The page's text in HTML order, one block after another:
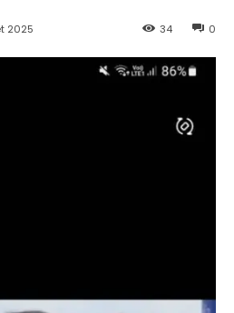
2025 0
34